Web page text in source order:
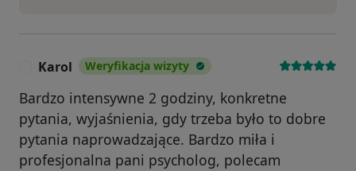
Karol Weryfikacja wizyty
Bardzo intensywne 2 godziny, konkretne
pytania, wyjaśnienia, gdy trzeba było to dobre
pytania naprowadzające. Bardzo miła i
profesjonalna pani psycholog, polecam